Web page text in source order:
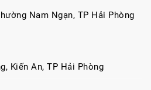
Nam Ngạn, TP Hải Phòng
Kiến An, TP Hải Phòng